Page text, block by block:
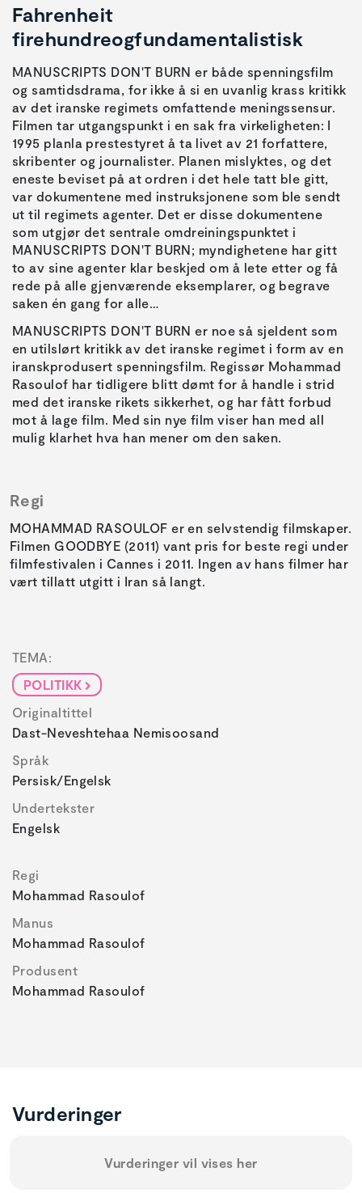
Fahrenheit
firehundreogfundamentalistisk
MANUSCRIPTS DON'T BURN er både spenningsfilm
og samtidsdrama, for ikke å si en uvanlig krass kritikk
av det iranske regimets omfattende meningssensur.
Filmen tar utgangspunkt i en sak fra virkeligheten: I
1995 planla prestestyret å ta livet av 21 forfattere,
skribenter og journalister. Planen mislyktes, og det
eneste beviset på at ordren i det hele tatt ble gitt,
var dokumentene med instruksjonene som ble sendt
ut til regimets agenter. Det er disse dokumentene
som utgjør det sentrale omdreiningspunktet i
MANUSCRIPTS DON'T BURN; myndighetene har gitt
to av sine agenter klar beskjed om å lete etter og få
rede på alle gjenværende eksemplarer, og begrave
saken én gang for alle…
MANUSCRIPTS DON'T BURN er noe så sjeldent som
en utilslørt kritikk av det iranske regimet i form av en
iranskprodusert spenningsfilm. Regissør Mohammad
Rasoulof har tidligere blitt dømt for å handle i strid
med det iranske rikets sikkerhet, og har fått forbud
mot å lage film. Med sin nye film viser han med all
mulig klarhet hva han mener om den saken.
Regi
MOHAMMAD RASOULOF er en selvstendig filmskaper.
Filmen GOODBYE (2011) vant pris for beste regi under
filmfestivalen i Cannes i 2011. Ingen av hans filmer har
vært tillatt utgitt i Iran så langt.
TEMA:
POLITIKK
Originaltittel
Dast-Neveshtehaa Nemisoosand
Språk
Persisk/engelsk
Undertekster
Engelsk
Regi
Mohammad Rasoulof
Manus
Mohammad Rasoulof
Produsent
Mohammad Rasoulof
Vurderinger
Vurderinger vil vises her